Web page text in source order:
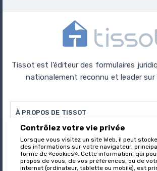
Tissot est l’éditeur des formulaires
nationalement reconnu et leader sur
À PROPOS DE TISSOT
VOTRE COMPTE
INFORMATIONS
Contrôlez votre vie privée
Lorsque vous visitez un site Web, il peut
des informations sur votre navigateur,
forme de «cookies». Cette information, qui
propos de vous, de vos préférences, ou de
internet (ordinateur, tablette ou mobile), est